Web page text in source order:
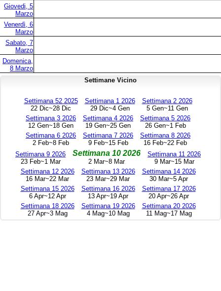
Giovedi, 5
Marzo
Venerdì, 6
Marzo
Sabato, 7
Marzo
Domenica,
8 Marzo
Settimane Vicino
Settimana 52 2025
22 Dic~28 Dic
Settimana 1 2026
29 Dic~4 Gen
Settimana 2 2026
5 Gen~11 Gen
Settimana 3 2026
12 Gen~18 Gen
Settimana 4 2026
19 Gen~25 Gen
Settimana 5 2026
26 Gen~1 Feb
Settimana 6 2026
2 Feb~8 Feb
Settimana 7 2026
9 Feb~15 Feb
Settimana 8 2026
16 Feb~22 Feb
Settimana 9 2026
23 Feb~1 Mar
Settimana 10 2026
2 Mar~8 Mar
Settimana 11 2026
9 Mar~15 Mar
Settimana 12 2026
16 Mar~22 Mar
Settimana 13 2026
23 Mar~29 Mar
Settimana 14 2026
30 Mar~5 Apr
Settimana 15 2026
6 Apr~12 Apr
Settimana 16 2026
13 Apr~19 Apr
Settimana 17 2026
20 Apr~26 Apr
Settimana 18 2026
27 Apr~3 Mag
Settimana 19 2026
4 Mag~10 Mag
Settimana 20 2026
11 Mag~17 Mag